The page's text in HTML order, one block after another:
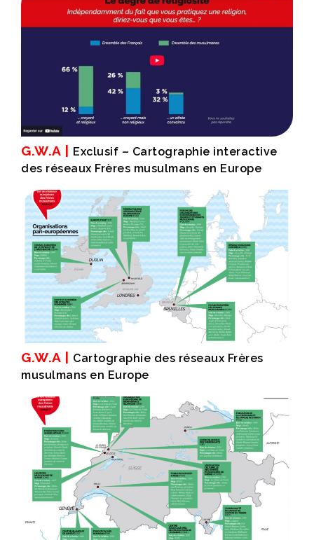
G.W.A |
Exclusif – Cartographie interactive
des réseaux Frères musulmans en Europe
G.W.A | Cartographie des réseaux Frères
musulmans en Europe